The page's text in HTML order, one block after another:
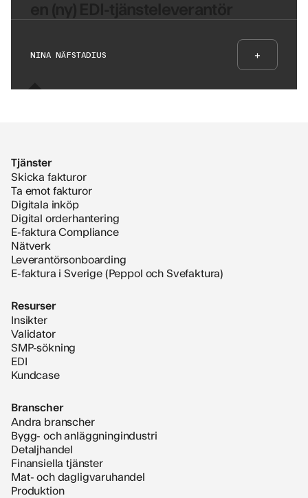
NINA NÄFSTADIUS +
Tjänster
Skicka fakturor
Ta emot fakturor
Digitala inköp
Digital orderhantering
E-faktura Compliance
Nätverk
Leverantörsonboarding
E-faktura i Sverige (Peppol och Svefaktura)
Resurser
Insikter
Validator
SMP-sökning
EDI
Kundcase
Branscher
Andra branscher
Bygg- och anläggningindustri
Detaljhandel
Finansiella tjänster
Mat- och dagligvaruhandel
Produktion